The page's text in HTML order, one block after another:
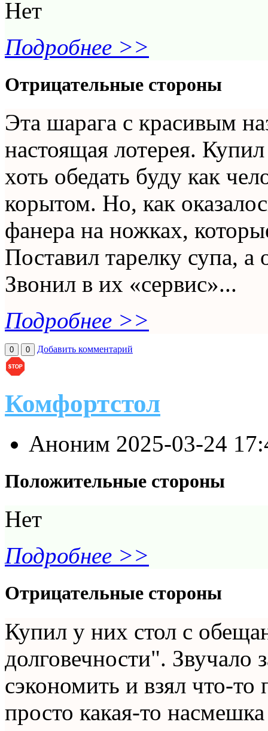
Нет
Подробнее >>
Отрицательные стороны
Эта шарага с красивым
настоящая лотерея.
хоть обедать буду как
корытом. Но, как
фанера на ножках,
Поставил тарелку супа, а
Звонил в их «сервис»...
Подробнее >>
0 0 Добавить комментарий
Комфортстол
Аноним 2025-03-24
Положительные стороны
Нет
Подробнее >>
Отрицательные стороны
Купил у них стол с
долговечности".
сэкономить и взял что-
просто какая-то